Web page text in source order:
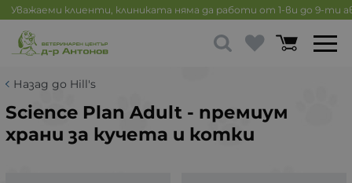
Уважаеми клиенти, клиниката няма да работи от 1-ви до 9-ти
Назад до Hill's
Science Plan Adult - премиум
храни за кучета и котки